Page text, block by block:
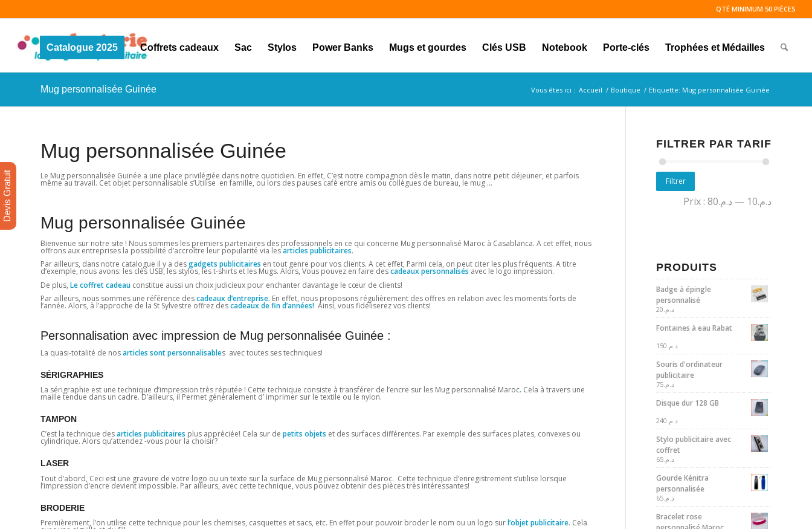
QTÉ MINIMUM 50 PIÈCES
Catalogue 2025 Coffrets cadeaux Sac Stylos Power Banks Mugs et gourdes Clés USB Notebook Porte-clés Trophées et Médailles
Mug personnalisée Guinée Vous êtes ici : Accueil / Boutique / Etiquette: Mug personnalisée Guinée
Mug personnalisée Guinée
Le Mug personnalisée Guinée a une place privilégiée dans notre quotidien. En effet, C’est notre compagnon dès le matin, dans notre petit déjeuner, et parfois
même au travail. Cet objet personnalisable s’Utilise en famille, ou lors des pauses café entre amis ou collègues de bureau, le mug …
Mug personnalisée Guinée
Bienvenue sur notre site ! Nous sommes les premiers partenaires des professionnels en ce qui concerne Mug personnalisé Maroc à Casablanca. A cet effet, nous
offrons aux entreprises la possibilité d’accroître leur popularité via lesarticles publicitaires.
Par ailleurs, dans notre catalogue il y a desgadgets publicitaires en tout genre pour vos clients. A cet effet, Parmi cela, on peut citer les plus fréquents. A titre
d’exemple, nous avons: les clés USB, les stylos, les t-shirts et les Mugs. Alors, Vous pouvez en faire descadeaux personnalisés avec le logo impression.
De plus, Le coffret cadeau constitue aussi un choix judicieux pour enchanter davantage le cœur de clients!
Par ailleurs, nous sommes une référence descadeaux d’entreprise. En effet, nous proposons régulièrement des offres en relation avec les moments forts de
l’année. Alors, à l’approche de la St Sylvestre offrez descadeaux de fin d’années! Ainsi, vous fidéliserez vos clients!
Personnalisation avec impression de Mug personnalisée Guinée :
La quasi-totalité de nosarticles sont personnalisables avec toutes ses techniques!
SÉRIGRAPHIES
La sérigraphie est une technique d’impression très réputée ! Cette technique consiste à transférer de l’encre sur les Mug personnalisé Maroc. Cela à travers une
maille tendue dans un cadre. D’ailleurs, il Permet généralement d’ imprimer sur le textile ou le nylon.
TAMPON
C’est la technique desarticles publicitaires plus appréciée! Cela sur de petits objets et des surfaces différentes. Par exemple des surfaces plates, convexes ou
cylindrique. Alors qu’attendez -vous pour la choisir?
LASER
Tout d’abord, Ceci est une gravure de votre logo ou un texte sur la surface de Mug personnalisé Maroc. Cette technique d’enregistrement s’utilise lorsque
l’impression d’encre devient impossible. Par ailleurs, avec cette technique, vous pouvez obtenir des pièces très intéressantes!
BRODERIE
Premièrement, l’on utilise cette technique pour les chemises, casquettes et sacs, etc. En effet pour pouvoir broder le nom ou un logo surl’objet publicitaire. Cela
FILTRER PAR TARIF
Filtrer
Prix : د.م.10 — د.م.80
PRODUITS
Badge à épingle
personnalisé
د.م. 20
Fontaines à eau Rabat
د.م. 150
Souris d'ordinateur
publicitaire
د.م. 75
Disque dur 128 GB
د.م. 240
Stylo publicitaire avec
coffret
د.م. 65
Gourde Kénitra
personnalisée
د.م. 65
Bracelet rose
Devis Gratuit